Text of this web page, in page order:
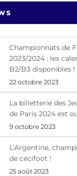
Championnats de
2023/2024 : les
B2/B3 disponibles !
22 octobre 2023
La billetterie des
de Paris 2024 est
9 octobre 2023
L’Argentine,
de cécifoot !
25 août 2023